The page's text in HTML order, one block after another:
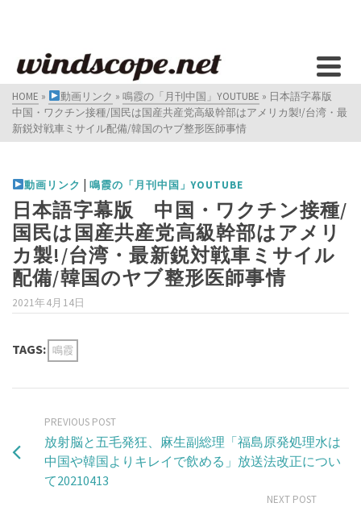
HOME » 動画リンク » 鳴霞の「月刊中国」YOUTUBE » 日本語字幕版
中国・ワクチン接種/国民は国産共産党高級幹部はアメリカ製!/台湾・最
新鋭対戦車ミサイル配備/韓国のヤブ整形医師事情
動画リンク | 鳴霞の「月刊中国」YOUTUBE
日本語字幕版 中国・ワクチン接種/
国民は国産共産党高級幹部はアメリ
カ製!/台湾・最新鋭対戦車ミサイル
配備/韓国のヤブ整形医師事情
2021年4月14日
TAGS: 鳴霞
PREVIOUS POST
放射脳と五毛発狂、麻生副総理「福島原発処理水は
中国や韓国よりキレイで飲める」放送法改正につい
て20210413
NEXT POST